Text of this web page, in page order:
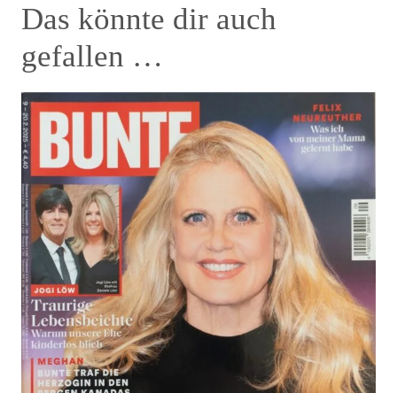
Das könnte dir auch
gefallen …